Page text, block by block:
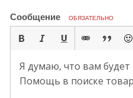
Сообщение ОБЯЗАТЕЛЬНО
Я думаю, что вам
Помощь в поиске